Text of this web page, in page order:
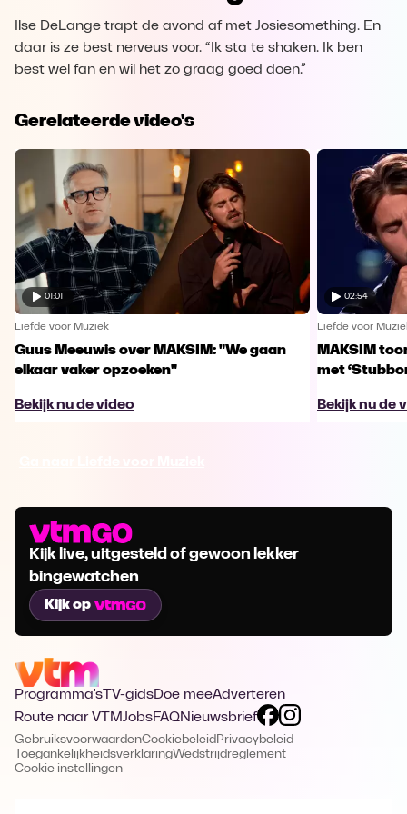
Ilse DeLange trapt de avond af met Josiesomething. En
daar is ze best nerveus voor. “Ik sta te shaken. Ik ben
best wel fan en wil het zo graag goed doen.”
Gerelateerde video's
01:01
Liefde voor Muziek
Guus Meeuwis over MAKSIM: "We gaan
elkaar vaker opzoeken"
Bekijk nu de video
02:54
Liefde voor
MAKSIM
met
Bekijk nu de
Kijk live, uitgesteld of gewoon lekker
bingewatchen
Kijk op
Programma's TV-gidsDoe meeAdverteren
Route naar VTMJobsFAQNieuwsbrief
GebruiksvoorwaardenCookiebeleid Privacybeleid
ToegankelijkheidsverklaringWedstrijdreglement
Cookie instellingen